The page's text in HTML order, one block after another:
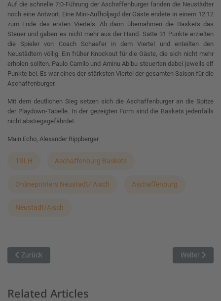
Auf die schnelle 7:0-Führung der Aschaffenburger fanden die Neustädter
noch eine Antwort. Eine Mini-Aufholjagd der Gäste endete in einem 12:12
zum Ende des ersten Viertels. Ab dann übernahmen die Baskets das
Steuer und gaben es nicht mehr aus der Hand. Satte 31 Punkte erzielten
die Spieler von Coach Schaefer in dem Viertel und enteilten den
Neustädtern völlig. Ein früher Knockout für die Gäste, die sich nicht mehr
erholen sollten. Paulo Camilo und Aminu Abibu steuerten dabei jeweils elf
Punkte bei. Es war eines der stärksten Viertel der gesamten Saison für die
Aschaffenburger.
Mit dem deutlichen Sieg setzen sich die Aschaffenburger an die Spitze
der Playdown-Tabelle. In der gezeigten Form sind die Baskets jedenfalls
nicht abstiegsgefährdet.
Main Echo, Alexander Rippberger
1RLH Aschaffenburg Baskets
Onlineprinters Neustadt/ Aisch Aschaffenburg
Neustadt/Aisch
Vorheriger Beitrag: NINERS gewinnen gegen Jahn München
Zurück Nächster
Weiter
Related Articles